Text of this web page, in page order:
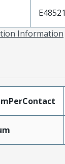
E48521
Information